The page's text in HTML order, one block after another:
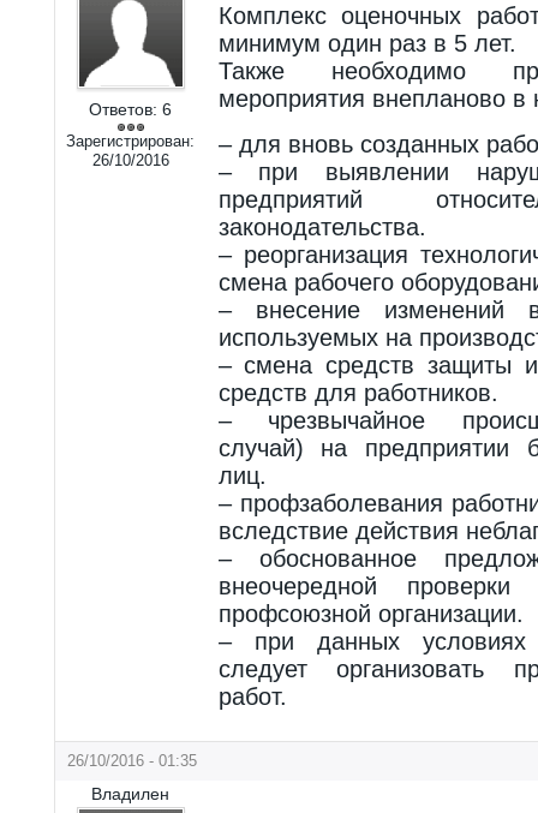
Ответов: 6
Зарегистрирован:
26/10/2016
Комплекс оценочных
минимум один раз в 5 лет.
Также необходимо
мероприятия внепланово в
– для вновь созданных
– при выявлении
предприятий
законодательства.
– реорганизация
смена рабочего
– внесение изменений
используемых на
– смена средств защиты
средств для работников.
– чрезвычайное
случай) на предприятии
лиц.
– профзаболевания
вследствие действия
– обоснованное
внеочередной
профсоюзной организации.
– при данных условиях
следует организовать
работ.
26/10/2016 - 01:35
Владилен